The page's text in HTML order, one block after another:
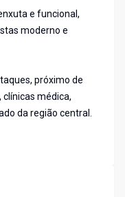
e funcional,
moderno e
próximo de
médica,
da região central.